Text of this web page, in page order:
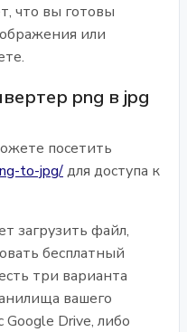
что вы готовы
или
png в jpg
посетить
to-jpg/для доступа к
загрузить файл,
бесплатный
три варианта
вашего
Google Drive, либо